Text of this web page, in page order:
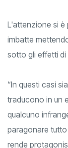
L'attenzione si è
imbatte
sotto gli effetti
“In questi casi
traducono in un
qualcuno
paragonare
rende